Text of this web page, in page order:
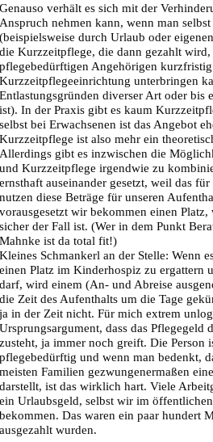
Genauso verhält es sich mit der
Anspruch nehmen kann, wenn man
(beispielsweise durch Urlaub oder
die Kurzzeitpflege, die dann gezahlt wird,
pflegebedürftigen Angehörigen
Kurzzeitpflegeeinrichtung unterbringen
Entlastungsgründen diverser Art oder bis
ist). In der Praxis gibt es kaum
selbst bei Erwachsenen ist das Angebot
Kurzzeitpflege ist also mehr ein
Allerdings gibt es inzwischen die
und Kurzzeitpflege irgendwie zu
ernsthaft auseinander gesetzt, weil das
nutzen diese Beträge für unseren
vorausgesetzt wir bekommen einen
sicher der Fall ist. (Wer in dem Punkt
Mahnke ist da total fit!)
Kleines Schmankerl an der Stelle: Wenn
einen Platz im Kinderhospiz zu ergattern
darf, wird einem (An- und Abreise
die Zeit des Aufenthalts um die Tage
ja in der Zeit nicht. Für mich extrem
Ursprungsargument, dass das Pflegegeld
zusteht, ja immer noch greift. Die Person
pflegebedürftig und wenn man bedenkt,
meisten Familien gezwungenermaßen
darstellt, ist das wirklich hart. Viele
ein Urlaubsgeld, selbst wir im
bekommen. Das waren ein paar hundert
ausgezahlt wurden.